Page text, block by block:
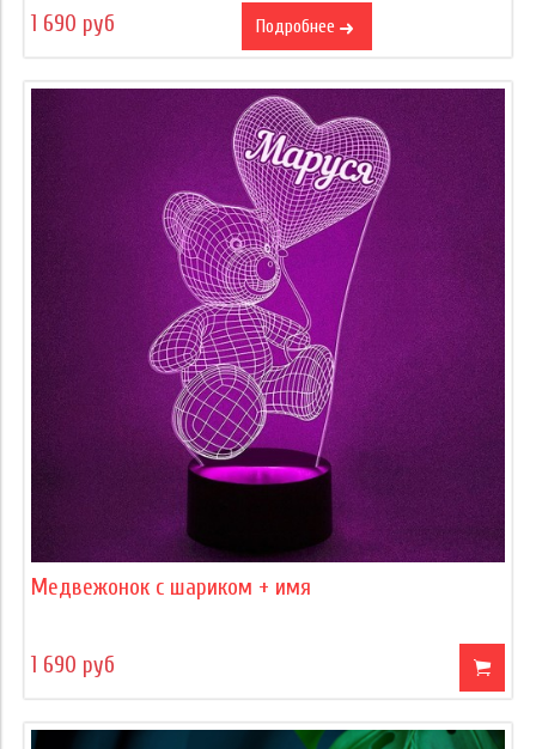
1 690 руб Подробнее
Медвежонок с шариком + имя
1 690 руб